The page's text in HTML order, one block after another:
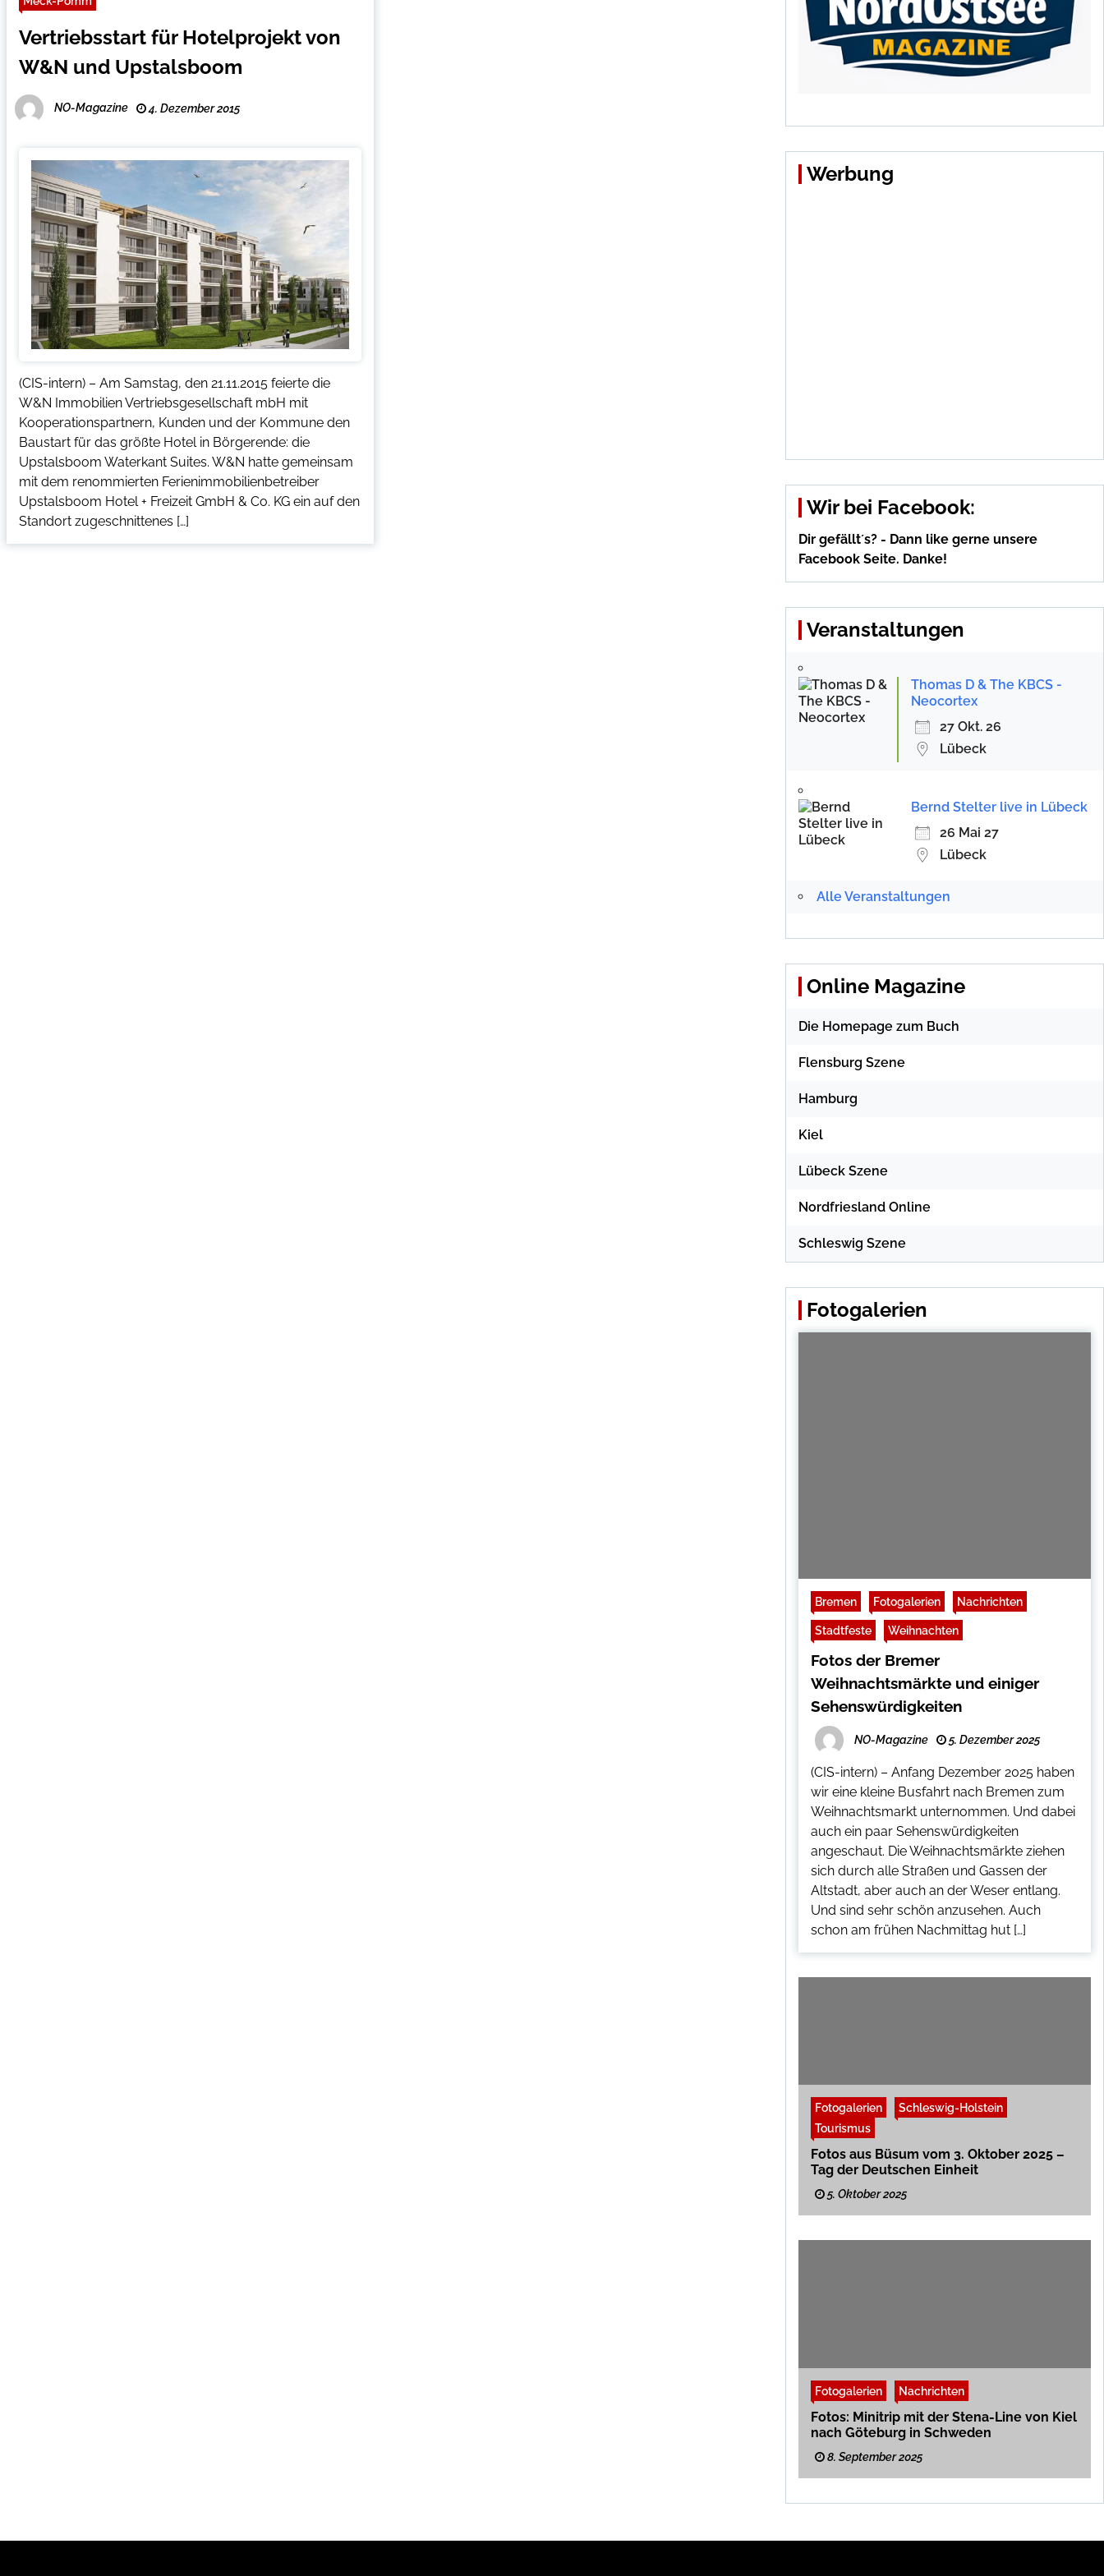
Vertriebsstart für Hotelprojekt von
W&N und Upstalsboom
NO-Magazine 4. Dezember 2015
(CIS-intern) – Am Samstag, den 21.11.2015 feierte die
W&N Immobilien Vertriebsgesellschaft mbH mit
Kooperationspartnern, Kunden und der Kommune den
Baustart für das größte Hotel in Börgerende: die
Upstalsboom Waterkant Suites. W&N hatte gemeinsam
mit dem renommierten Ferienimmobilienbetreiber
Upstalsboom Hotel + Freizeit GmbH & Co. KG ein auf den
Standort zugeschnittenes […]
Werbung
Wir bei Facebook:
Dir gefällt´s? - Dann like gerne unsere
Facebook Seite. Danke!
Veranstaltungen
Thomas D & The KBCS -
Neocortex
27 Okt. 26
Lübeck
Bernd Stelter live in Lübeck
26 Mai 27
Lübeck
Alle Veranstaltungen
Online Magazine
Die Homepage zum Buch
Flensburg Szene
Hamburg
Kiel
Lübeck Szene
Nordfriesland Online
Schleswig Szene
Fotogalerien
Bremen Fotogalerien Nachrichten
Stadtfeste Weihnachten
Fotos der Bremer
Weihnachtsmärkte und einiger
Sehenswürdigkeiten
NO-Magazine 5. Dezember 2025
(CIS-intern) – Anfang Dezember 2025 haben
wir eine kleine Busfahrt nach Bremen zum
Weihnachtsmarkt unternommen. Und dabei
auch ein paar Sehenswürdigkeiten
angeschaut. Die Weihnachtsmärkte ziehen
sich durch alle Straßen und Gassen der
Altstadt, aber auch an der Weser entlang.
Und sind sehr schön anzusehen. Auch
schon am frühen Nachmittag hut […]
Fotogalerien
Schleswig-Holstein
Tourismus
Fotos aus Büsum vom 3. Oktober 2025 –
Tag der Deutschen Einheit
5. Oktober 2025
Fotogalerien Nachrichten
Fotos: Minitrip mit der Stena-Line von Kiel
nach Göteburg in Schweden
8. September 2025